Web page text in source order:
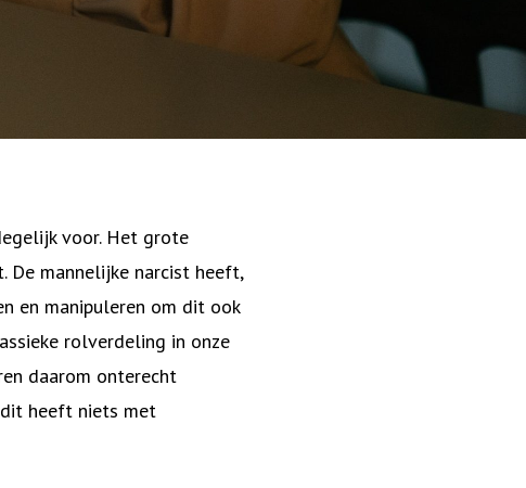
voor. Het grote
De mannelijke narcist heeft,
en manipuleren om dit ook
rolverdeling in onze
daarom onterecht
heeft niets met